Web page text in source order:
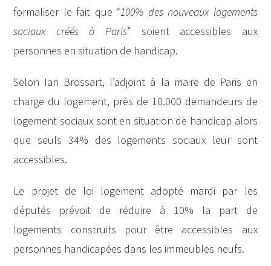
formaliser le fait que “100% des nouveaux logements
sociaux créés à Paris” soient accessibles aux
personnes en situation de handicap.
Selon Ian Brossart, l’adjoint à la maire de Paris en
charge du logement, près de 10.000 demandeurs de
logement sociaux sont en situation de handicap alors
que seuls 34% des logements sociaux leur sont
accessibles.
Le projet de loi logement adopté mardi par les
députés prévoit de réduire à 10% la part de
logements construits pour être accessibles aux
personnes handicapées dans les immeubles neufs.